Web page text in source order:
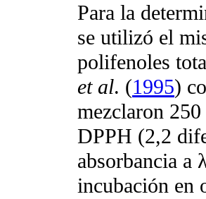
Para la
se utilizó el
polifenoles
et al. (1995)
mezclaron
DPPH (2,2
absorbancia a
incubación en